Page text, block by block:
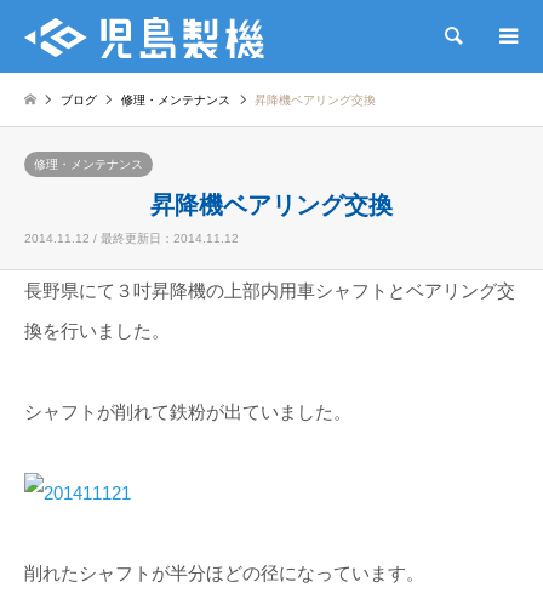
検索
ブログ 修理・メンテナンス 昇降機ベアリング交換
修理・メンテナンス
昇降機ベアリング交換
2014.11.12 / 最終更新日：2014.11.12
長野県にて３吋昇降機の上部内用車シャフトとベアリング交
換を行いました。
シャフトが削れて鉄粉が出ていました。
削れたシャフトが半分ほどの径になっています。